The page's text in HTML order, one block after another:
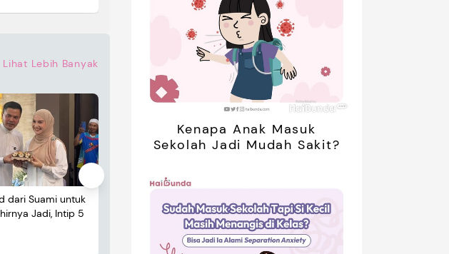
Lihat Lebih Banyak
dari Suami untuk
Jadi, Intip 5
Luar Negeri Usai Menikah, Intip
5 Potret Terbarunya
Daguise Bersama Ayahanda
asal Prancis, Dipuji Tampan
oleh Netizen
Kenapa Anak Masuk
Sekolah Jadi Mudah Sakit?